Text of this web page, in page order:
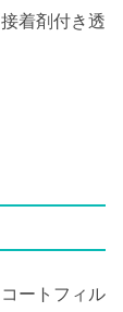
着剤付き透
ートフィル